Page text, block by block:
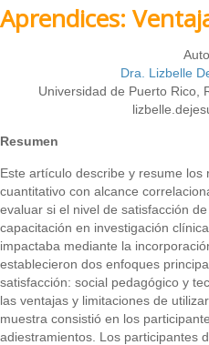
Aprendices:
Dra. Lizbelle
Universidad de Puerto Rico,
Resumen
Este artículo describe y resume los
cuantitativo con alcance
evaluar si el nivel de satisfacción
capacitación en investigación
impactaba mediante la
establecieron dos enfoques
satisfacción: social pedagógico y
las ventajas y limitaciones de
muestra consistió en los
adiestramientos. Los participantes